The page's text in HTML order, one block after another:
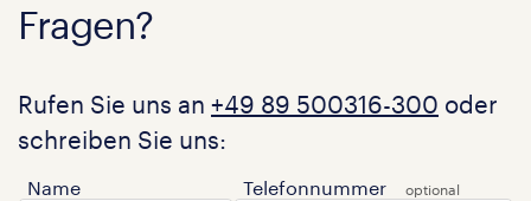
Fragen?
Rufen Sie uns an +49 89 500316-300 oder
schreiben Sie uns:
Name Telefonnummer